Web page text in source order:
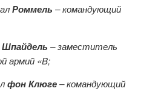
Роммель – командующий
Шпайдель – заместитель
армий «B;
фон Клюге– командующий